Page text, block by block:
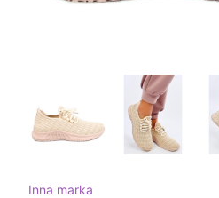
Inna marka